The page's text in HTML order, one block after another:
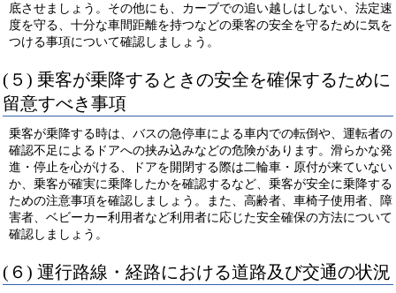
底させましょう。その他にも、カーブでの追い越しはしない、法定速
度を守る、十分な車間距離を持つなどの乗客の安全を守るために気を
つける事項について確認しましょう。
(５) 乗客が乗降するときの安全を確保するために
留意すべき事項
乗客が乗降する時は、バスの急停車による車内での転倒や、運転者の
確認不足によるドアへの挟み込みなどの危険があります。滑らかな発
進・停止を心がける、ドアを開閉する際は二輪車・原付が来ていない
か、乗客が確実に乗降したかを確認するなど、乗客が安全に乗降する
ための注意事項を確認しましょう。また、高齢者、車椅子使用者、障
害者、ベビーカー利用者など利用者に応じた安全確保の方法について
確認しましょう。
(６) 運行路線・経路における道路及び交通の状況